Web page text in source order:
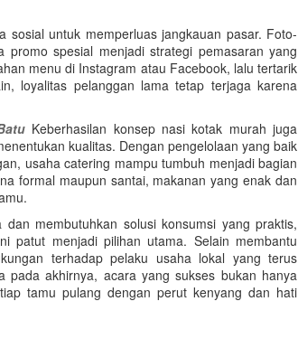
sosial untuk memperluas jangkauan pasar. Foto-
spesial menjadi strategi pemasaran yang
menu di Instagram atau Facebook, lalu tertarik
loyalitas pelanggan lama tetap terjaga karena
Keberhasilan konsep nasi kotak murah juga
kualitas. Dengan pengelolaan yang baik
usaha catering mampu tumbuh menjadi bagian
formal maupun santai, makanan yang enak dan
membutuhkan solusi konsumsi yang praktis,
patut menjadi pilihan utama. Selain membantu
terhadap pelaku usaha lokal yang terus
pada akhirnya, acara yang sukses bukan hanya
tamu pulang dengan perut kenyang dan hati